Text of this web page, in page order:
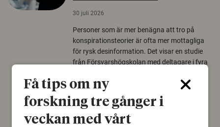
30 juli 2026
Personer som är mer benägna att tro på
konspirationsteorier är ofta mer mottagliga
för rysk desinformation. Det visar en studie
från Försvarshögskolan med deltagare i fyra
Säkerhetspolitik
Få tips om ny
forskning tre gånger i
veckan med vårt